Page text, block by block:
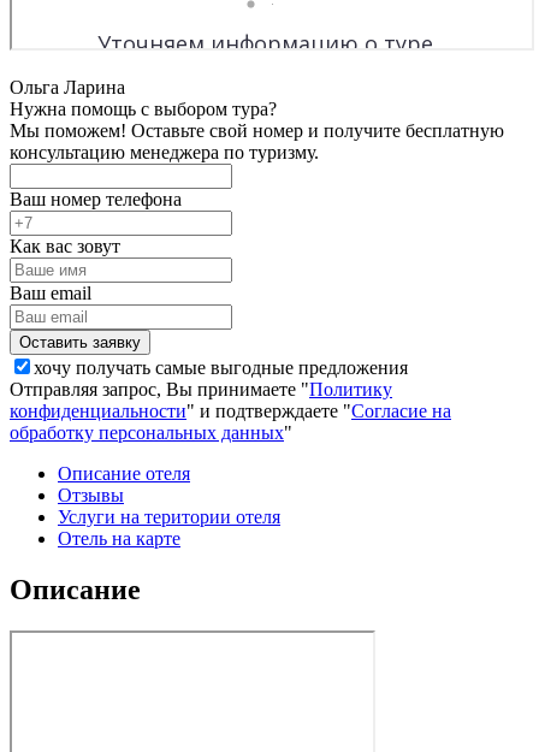
Ольга Ларина
Нужна помощь с выбором тура?
Мы поможем! Оставьте свой номер и получите бесплатную
консультацию менеджера по туризму.
Ваш номер телефона
Как вас зовут
Ваш email
хочу получать самые выгодные предложения
Отправляя запрос, Вы принимаете "Политику
конфиденциальности" и подтверждаете "Согласие на
обработку персональных данных"
Описание отеля
Отзывы
Услуги на територии отеля
Отель на карте
Описание